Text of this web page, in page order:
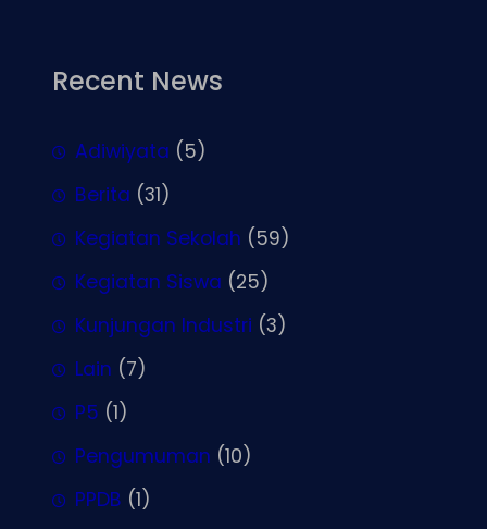
Recent News
Adiwiyata (5)
Berita (31)
Kegiatan Sekolah (59)
Kegiatan Siswa (25)
Kunjungan Industri (3)
Lain (7)
P5 (1)
Pengumuman (10)
PPDB (1)